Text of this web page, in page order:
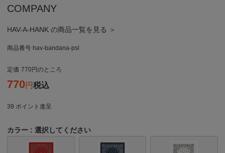
COMPANY
HAV-A-HANK の商品一覧を見る ＞
商品番号 hav-bandana-psl
定価 770 のところ
770 税込
39 ポイント進呈
カラー 選択してください